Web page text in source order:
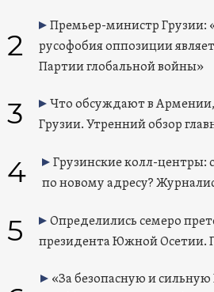
2
Премьер-министр
русофобия оппозиции
Партии глобальной войны»
3
Что обсуждают в
Грузии. Утренний обзор
4
Грузинские колл-
по новому адресу?
5
Определились семеро
президента Южной Осетии.
«За безопасную и